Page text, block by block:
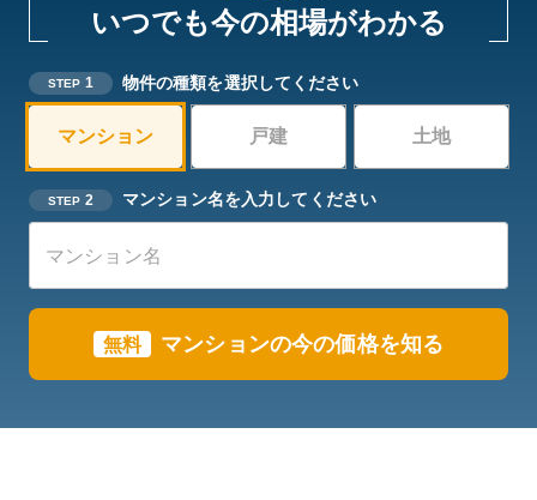
いつでも今の相場がわかる
STEP 1 物件の種類を選択してください
マンション 戸建 土地
STEP 2 マンション名を入力してください
無料 マンションの今の価格を知る